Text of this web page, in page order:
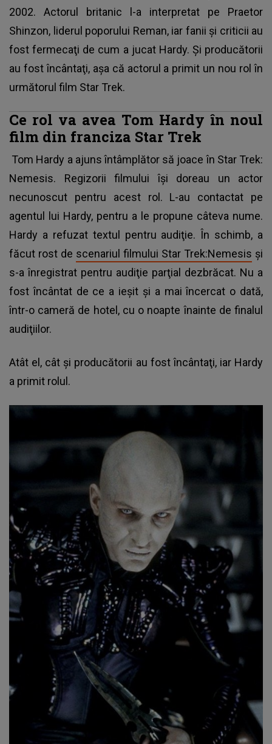
2002. Actorul britanic l-a interpretat pe Praetor
Shinzon, liderul poporului Reman, iar fanii şi criticii au
fost fermecaţi de cum a jucat Hardy. Şi producătorii
au fost încântaţi, aşa că actorul a primit un nou rol în
următorul film Star Trek.
Ce rol va avea Tom Hardy în noul
film din franciza Star Trek
Tom Hardy a ajuns întâmplător să joace în Star Trek:
Nemesis. Regizorii filmului îşi doreau un actor
necunoscut pentru acest rol. L-au contactat pe
agentul lui Hardy, pentru a le propune câteva nume.
Hardy a refuzat textul pentru audiţie. În schimb, a
făcut rost de scenariul filmului Star Trek:Nemesis şi
s-a înregistrat pentru audiţie parţial dezbrăcat. Nu a
fost încântat de ce a ieşit şi a mai încercat o dată,
într-o cameră de hotel, cu o noapte înainte de finalul
audiţiilor.
Atât el, cât şi producătorii au fost încântaţi, iar Hardy
a primit rolul.